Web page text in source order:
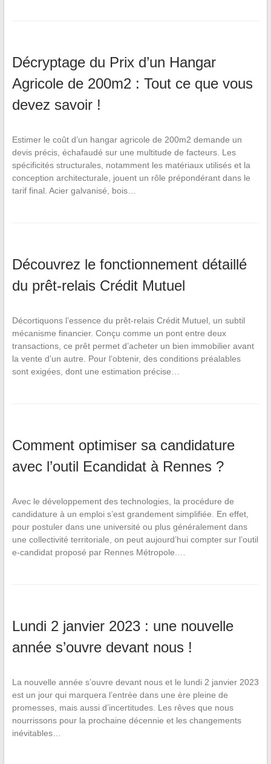
Décryptage du Prix d’un Hangar
Agricole de 200m2 : Tout ce que vous
devez savoir !
Estimer le coût d’un hangar agricole de 200m2 demande un
devis précis, échafaudé sur une multitude de facteurs. Les
spécificités structurales, notamment les matériaux utilisés et la
conception architecturale, jouent un rôle prépondérant dans le
tarif final. Acier galvanisé, bois…
Découvrez le fonctionnement détaillé
du prêt-relais Crédit Mutuel
Décortiquons l’essence du prêt-relais Crédit Mutuel, un subtil
mécanisme financier. Conçu comme un pont entre deux
transactions, ce prêt permet d’acheter un bien immobilier avant
la vente d’un autre. Pour l’obtenir, des conditions préalables
sont exigées, dont une estimation précise…
Comment optimiser sa candidature
avec l’outil Ecandidat à Rennes ?
Avec le développement des technologies, la procédure de
candidature à un emploi s’est grandement simplifiée. En effet,
pour postuler dans une université ou plus généralement dans
une collectivité territoriale, on peut aujourd’hui compter sur l’outil
e-candidat proposé par Rennes Métropole.…
Lundi 2 janvier 2023 : une nouvelle
année s’ouvre devant nous !
La nouvelle année s’ouvre devant nous et le lundi 2 janvier 2023
est un jour qui marquera l’entrée dans une ère pleine de
promesses, mais aussi d’incertitudes. Les rêves que nous
nourrissons pour la prochaine décennie et les changements
inévitables…